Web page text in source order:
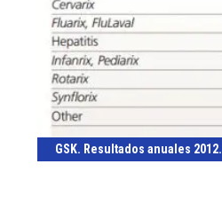
GSK. Resultados anuales 2012.